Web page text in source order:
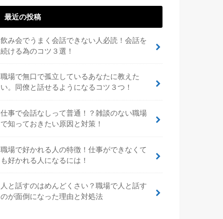
最近の投稿
飲み会でうまく会話できない人必読！会話を
続ける為のコツ３選！
職場で無口で孤立しているあなたに教えた
い。同僚と話せるようになるコツ３つ！
仕事で会話なしって普通！？雑談のない職場
で知っておきたい原因と対策！
職場で好かれる人の特徴！仕事ができなくて
も好かれる人になるには！
人と話すのはめんどくさい？職場で人と話す
のが面倒になった理由と対処法